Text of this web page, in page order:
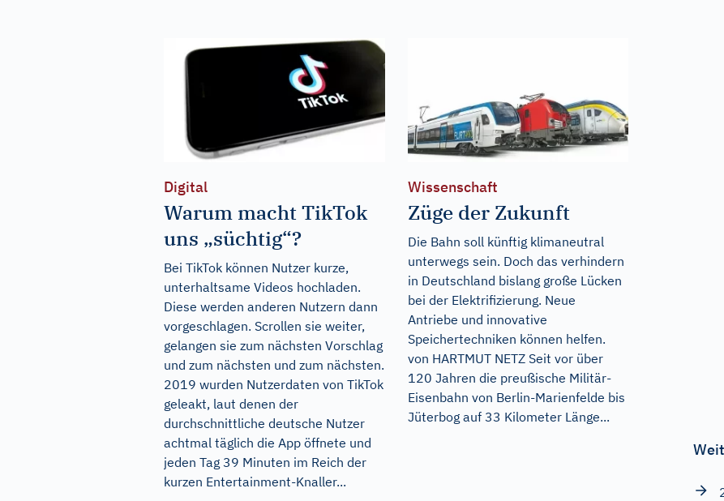
Digital
Warum macht TikTok
uns „süchtig“?
Bei TikTok können Nutzer kurze,
unterhaltsame Videos hochladen.
Diese werden anderen Nutzern dann
vorgeschlagen. Scrollen sie weiter,
gelangen sie zum nächsten Vorschlag
und zum nächsten und zum nächsten.
2019 wurden Nutzerdaten von TikTok
geleakt, laut denen der
durchschnittliche deutsche Nutzer
achtmal täglich die App öffnete und
jeden Tag 39 Minuten im Reich der
kurzen Entertainment-Knaller...
Wissenschaft
Züge der Zukunft
Die Bahn soll künftig klimaneutral
unterwegs sein. Doch das verhindern
in Deutschland bislang große Lücken
bei der Elektrifizierung. Neue
Antriebe und innovative
Speichertechniken können helfen.
von HARTMUT NETZ Seit vor über
120 Jahren die preußische Militär-
Eisenbahn von Berlin-Marienfelde bis
Jüterbog auf 33 Kilometer Länge...